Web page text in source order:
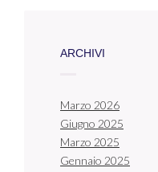
ARCHIVI
Marzo 2026
Giugno 2025
Marzo 2025
Gennaio 2025